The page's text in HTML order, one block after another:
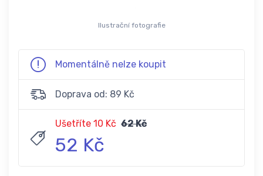
Ilustrační fotografie
Momentálně nelze koupit
Doprava od: 89 Kč
Ušetříte 10 Kč 62 Kč
52 Kč